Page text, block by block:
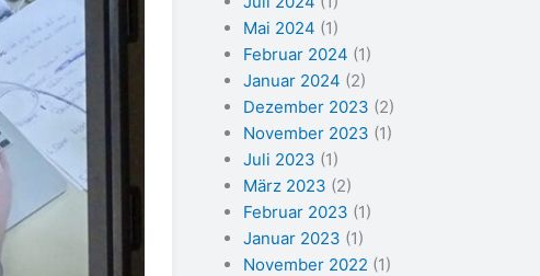
Mai 2024 (1)
Februar 2024 (1)
Januar 2024 (2)
Dezember 2023 (2)
November 2023 (1)
Juli 2023 (1)
März 2023 (2)
Februar 2023 (1)
Januar 2023 (1)
November 2022 (1)